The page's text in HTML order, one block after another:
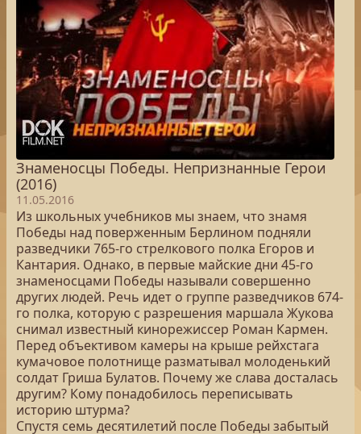
Знаменосцы Победы. Непризнанные Герои
(2016)
11.05.2016
Из школьных учебников мы знаем, что знамя
Победы над поверженным Берлином подняли
разведчики 765-го стрелкового полка Егоров и
Кантария. Однако, в первые майские дни 45-го
знаменосцами Победы называли совершенно
других людей. Речь идет о группе разведчиков 674-
го полка, которую с разрешения маршала Жукова
снимал известный кинорежиссер Роман Кармен.
Перед объективом камеры на крыше рейхстага
кумачовое полотнище разматывал молоденький
солдат Гриша Булатов. Почему же слава досталась
другим? Кому понадобилось переписывать
историю штурма?
Спустя семь десятилетий после Победы забытый